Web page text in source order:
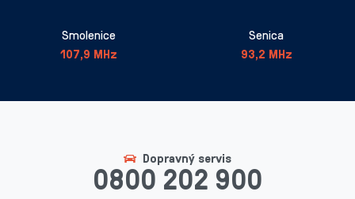
Smolenice
107,9 MHz
Senica
93,2 MHz
Dopravný servis
0800 202 900